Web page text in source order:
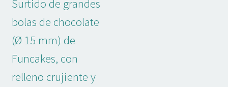
Temas
Marcas
6,70 €.
es:
3,00 €.
Surtido de grandes
bolas de chocolate
(Ø 15 mm) de
Funcakes, con
relleno crujiente y